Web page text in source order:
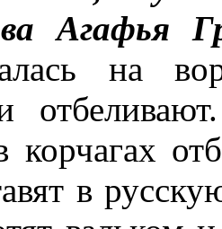
Агафья
на
корчагах
в